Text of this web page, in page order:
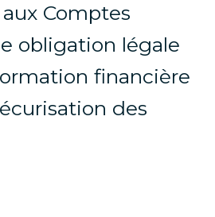
Comptes
obligation légale
financière
des